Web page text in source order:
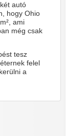
autó
hogy Ohio
ami
még csak
tesz
felel
a